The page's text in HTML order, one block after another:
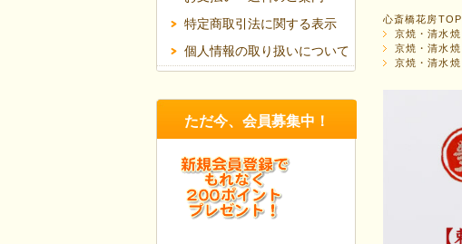
心斎橋花房TOP
京焼・清水焼
京焼・清水焼
京焼・清水焼
特定商取引法に関する表示
個人情報の取り扱いについて
ただ今、会員募集中！